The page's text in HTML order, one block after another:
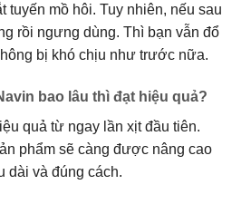
tuyến mồ hôi. Tuy nhiên, nếu sau
rồi ngưng dùng. Thì bạn vẫn đổ
bị khó chịu như trước nữa.
bao lâu thì đạt hiệu quả?
quả từ ngay lần xịt đầu tiên.
phẩm sẽ càng được nâng cao
dài và đúng cách.